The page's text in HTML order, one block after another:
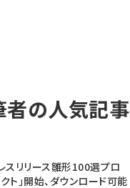
者の人気記事
スリリース雛形100選プロ
ト」開始、ダウンロード可能